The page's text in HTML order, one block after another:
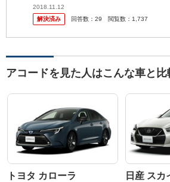
2018.11.12
解決済み
回答数： 29 閲覧数： 1,737
アコードを見た人はこんな車と
トヨタ カローラ 日産 スカ